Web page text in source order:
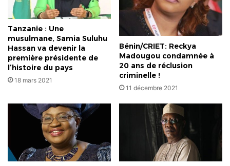
Tanzanie : Une
musulmane, Samia Suluhu
Hassan va devenir la
première présidente de
l’histoire du pays
18 mars 2021
Bénin/CRIET: Reckya
Madougou condamnée à
20 ans de réclusion
criminelle !
11 décembre 2021